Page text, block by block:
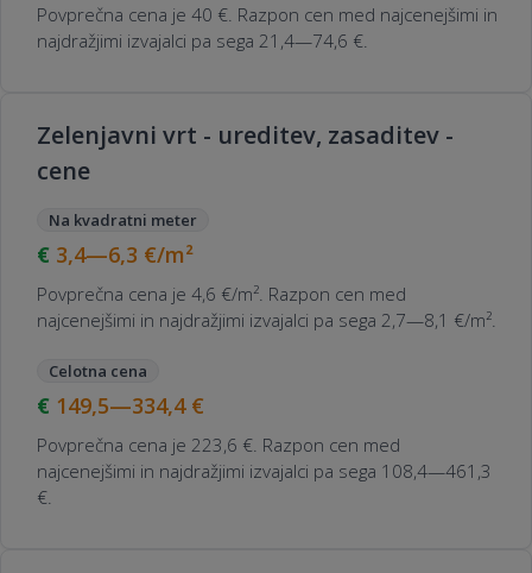
Povprečna cena je 40 €. Razpon cen med najcenejšimi in
najdražjimi izvajalci pa sega 21,4—74,6 €.
Zelenjavni vrt - ureditev, zasaditev -
cene
Na kvadratni meter
3,4—6,3 €/m²
Povprečna cena je 4,6 €/m². Razpon cen med
najcenejšimi in najdražjimi izvajalci pa sega 2,7—8,1 €/m².
Celotna cena
149,5—334,4 €
Povprečna cena je 223,6 €. Razpon cen med
najcenejšimi in najdražjimi izvajalci pa sega 108,4—461,3
€.